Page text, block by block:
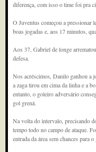
diferença, com isso o time foi pra
O Juventus começou a pressionar
boas jogadas e, aos 17 minutos,
Aos 37, Gabriel de longe
defesa.
Nos acréscimos, Danilo ganhou a
a zaga tirou em cima da linha e a
entanto, o goleiro adversário
gol grená.
Na volta do intervalo, precisando
tempo todo no campo de ataque.
entrada da área sem chances para